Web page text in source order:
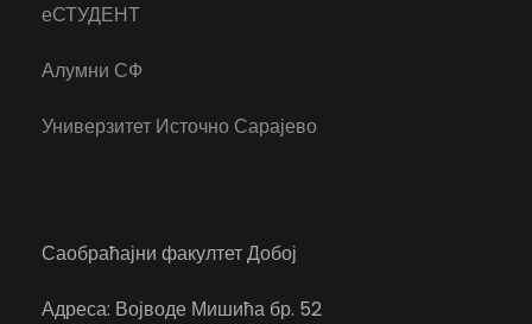
еСТУДЕНТ
Алумни СФ
Универзитет Источно Сарајево
Саобраћајни факултет Добој
Адреса: Војводе Мишића бр. 52